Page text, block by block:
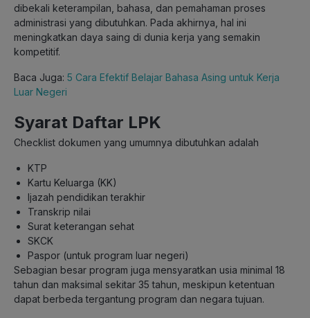
dibekali keterampilan, bahasa, dan pemahaman proses
administrasi yang dibutuhkan. Pada akhirnya, hal ini
meningkatkan daya saing di dunia kerja yang semakin
kompetitif.
Baca Juga: 5 Cara Efektif Belajar Bahasa Asing untuk Kerja
Luar Negeri
Syarat Daftar LPK
Checklist dokumen yang umumnya dibutuhkan adalah
KTP
Kartu Keluarga (KK)
Ijazah pendidikan terakhir
Transkrip nilai
Surat keterangan sehat
SKCK
Paspor (untuk program luar negeri)
Sebagian besar program juga mensyaratkan usia minimal 18
tahun dan maksimal sekitar 35 tahun, meskipun ketentuan
dapat berbeda tergantung program dan negara tujuan.